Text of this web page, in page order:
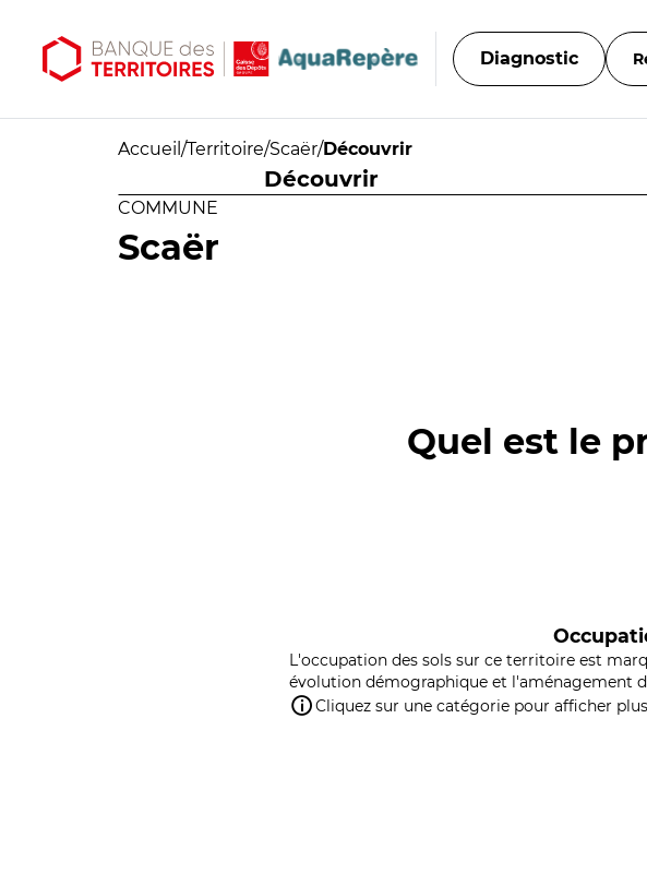
Diagnostic
Accueil /Territoire/Scaër/Découvrir
Découvrir
COMMUNE
Scaër
Quel est le
L'occupation des sols sur ce territoire est
évolution démographique et l'aménagement
Cliquez sur une catégorie pour afficher